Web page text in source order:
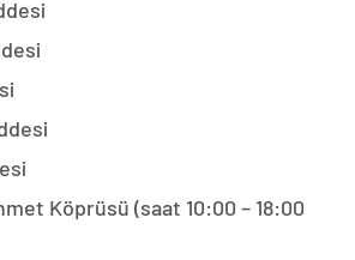
Köprüsü (saat 10:00 – 18:00